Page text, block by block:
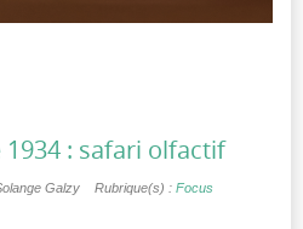
1934 : safari olfactif
Galzy Rubrique(s) : Focus